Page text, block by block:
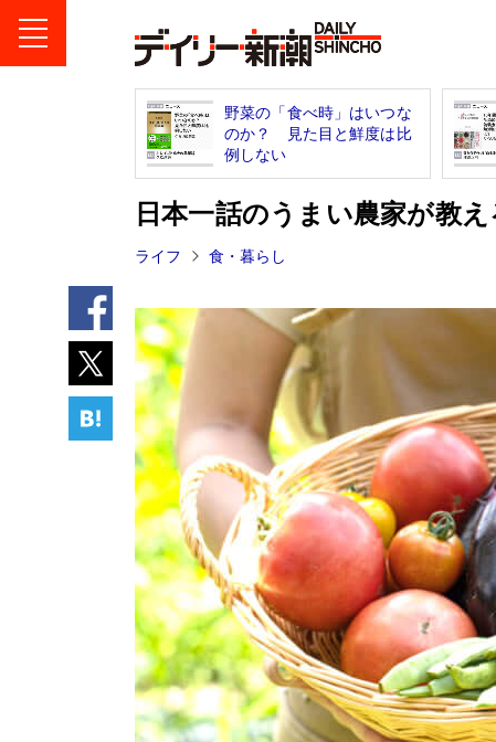
野菜の「食べ時」はいつな
のか？ 見た目と鮮度は比
例しない
日本一話のうまい農家が教
ライフ 食・暮らし